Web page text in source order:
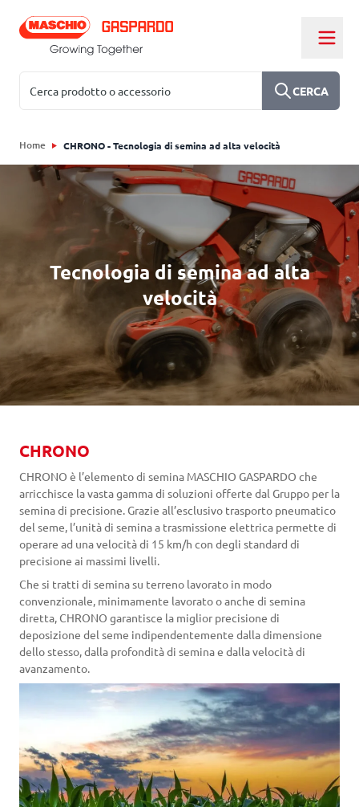
CERCA
Home CHRONO - Tecnologia di semina ad alta velocità
Tecnologia di semina ad alta
velocità
CHRONO
CHRONO è l’elemento di semina MASCHIO GASPARDO che
arricchisce la vasta gamma di soluzioni offerte dal Gruppo per la
semina di precisione. Grazie all’esclusivo trasporto pneumatico
del seme, l’unità di semina a trasmissione elettrica permette di
operare ad una velocità di 15 km/h con degli standard di
precisione ai massimi livelli.
Che si tratti di semina su terreno lavorato in modo
convenzionale, minimamente lavorato o anche di semina
diretta, CHRONO garantisce la miglior precisione di
deposizione del seme indipendentemente dalla dimensione
dello stesso, dalla profondità di semina e dalla velocità di
avanzamento.